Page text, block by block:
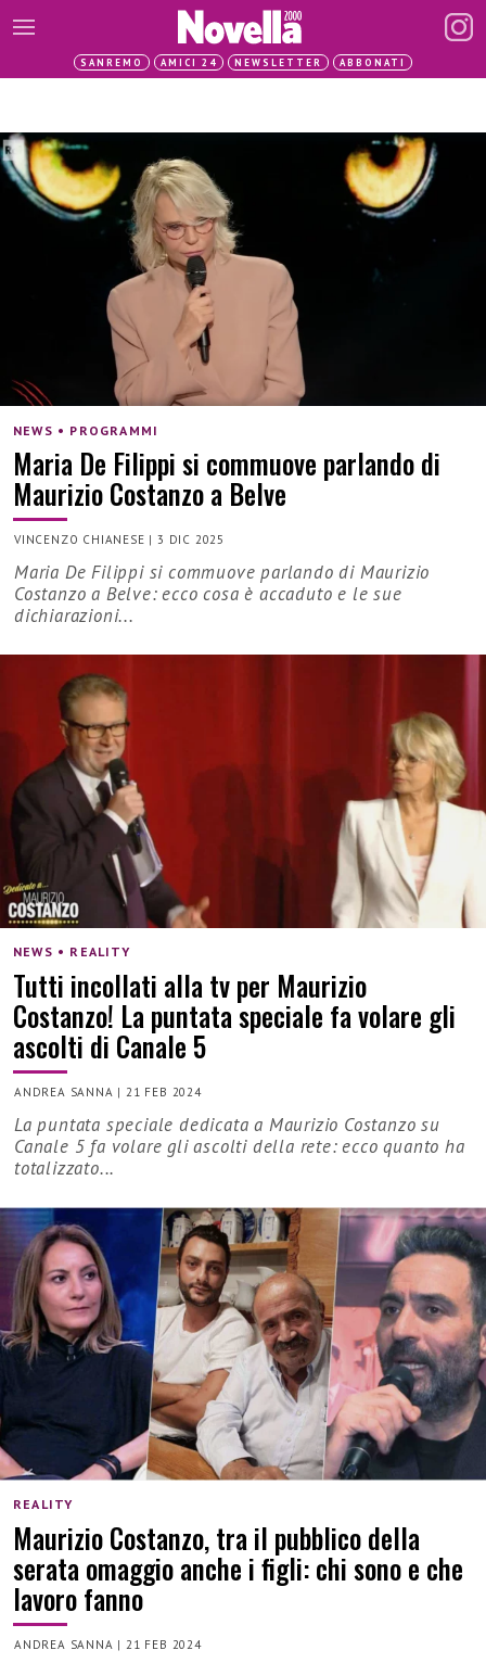
SANREMO AMICI 24 NEWSLETTER ABBONATI
NEWS • PROGRAMMI
Maria De Filippi si commuove parlando di
Maurizio Costanzo a Belve
VINCENZO CHIANESE |3 DIC 2025
Maria De Filippi si commuove parlando di Maurizio
Costanzo a Belve: ecco cosa è accaduto e le sue
dichiarazioni...
NEWS • REALITY
Tutti incollati alla tv per Maurizio
Costanzo! La puntata speciale fa volare gli
ascolti di Canale 5
ANDREA SANNA | 21 FEB 2024
La puntata speciale dedicata a Maurizio Costanzo su
Canale 5 fa volare gli ascolti della rete: ecco quanto ha
totalizzato...
REALITY
Maurizio Costanzo, tra il pubblico della
serata omaggio anche i figli: chi sono e che
lavoro fanno
ANDREA SANNA | 21 FEB 2024